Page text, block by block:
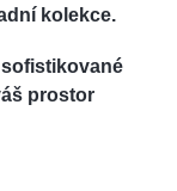
kolekce.
prostor